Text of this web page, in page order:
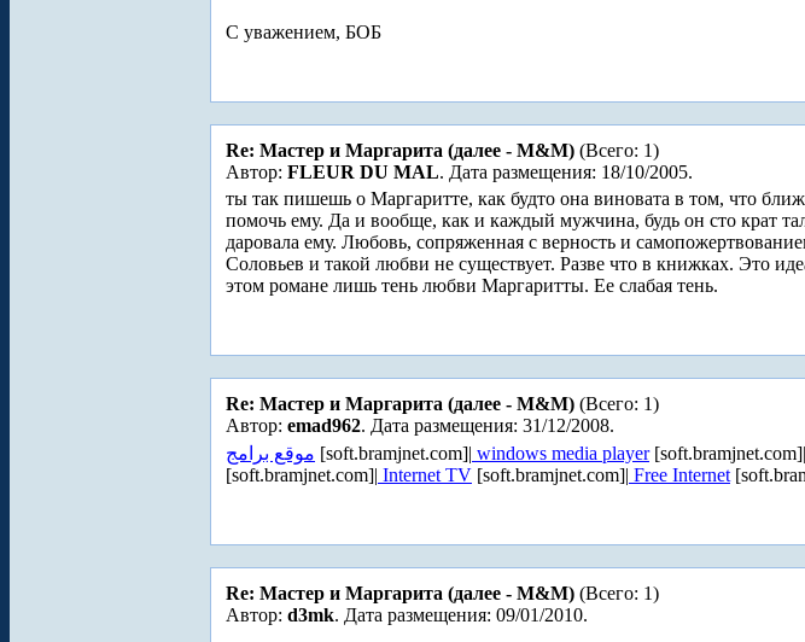
С уважением, БОБ
Re: Мастер и Маргарита (далее - М&М) (Всего: 1)
Автор: FLEUR DU MAL. Дата размещения: 18/10/2005.
ты так пишешь о Маргаритте, как будто она виновата в том, что
помочь ему. Да и вообще, как и каждый мужчина, будь он сто крат
даровала ему. Любовь, сопряженная с верность и
Соловьев и такой любви не существует. Разве что в книжках. Это
этом романе лишь тень любви Маргаритты. Ее слабая тень.
Re: Мастер и Маргарита (далее - М&М) (Всего: 1)
Автор: emad962. Дата размещения: 31/12/2008.
موقع برامج [soft.bramjnet.com]| windows media player[soft.bramjnet.com]|
[soft.bramjnet.com]| Internet TV [soft.bramjnet.com]| Free Internet
Re: Мастер и Маргарита (далее - М&М) (Всего: 1)
Автор: d3mk. Дата размещения: 09/01/2010.